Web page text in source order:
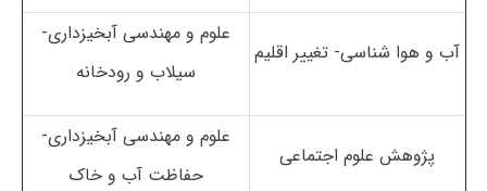
آب و هوا شناسی- تغییر اقلیم
علوم و مهندسی آبخیزداری-
سیلاب و رودخانه
پژوهش علوم اجتماعی
علوم و مهندسی آبخیزداری-
حفاظت آب و خاک